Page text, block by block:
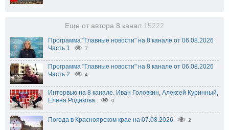
Еще от автора 8 канал 15222
Программа "Главные новости" на 8 канале от 06.08.2026
Часть 1
7
Программа "Главные новости" на 8 канале от 06.08.2026
Часть 2
4
Интервью на 8 канале. Иван Головкин, Алексей Куринный,
Елена Родикова.
0
Погода в Красноярском крае на 07.08.2026 2